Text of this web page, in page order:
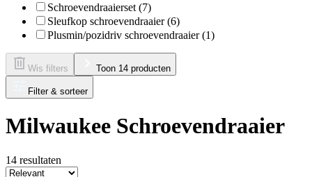
Schroevendraaierset (7)
Sleufkop schroevendraaier (6)
Plusmin/pozidriv schroevendraaier (1)
Wis filters Toon 14 producten
Filter & sorteer
Milwaukee Schroevendraaier
14 resultaten